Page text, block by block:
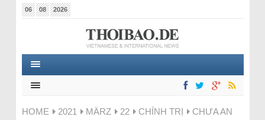
06 08 2026
HOME 2021 MÄRZ 22 CHÍNH TRỊ
CHƯA AN